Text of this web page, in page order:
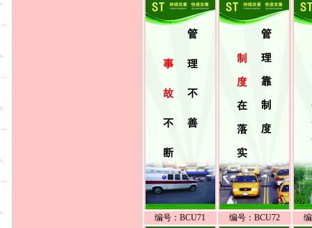
编号：BCU71 编号：BCU72